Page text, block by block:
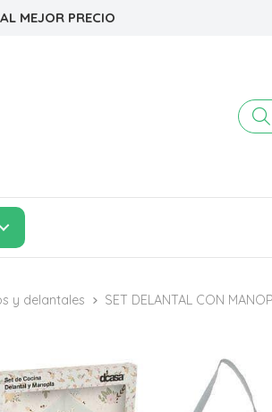
MEJOR PRECIO
y delantales SET DELANTAL CON